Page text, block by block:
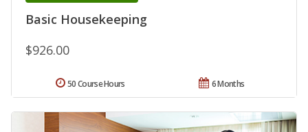
Basic Housekeeping
$926.00
6 Months
50 Course Hours